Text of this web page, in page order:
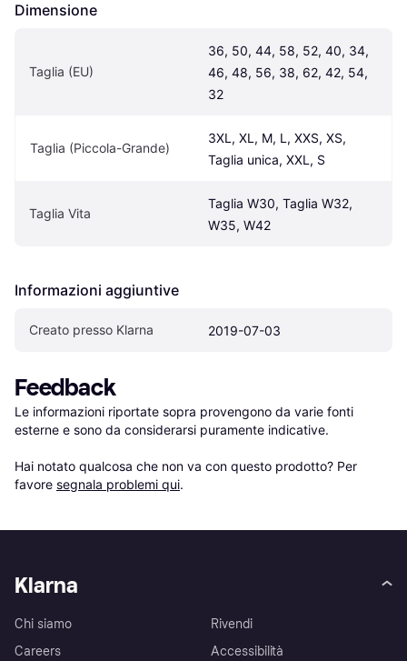
Dimensione
Taglia (EU)
36, 50, 44, 58, 52, 40, 34,
46, 48, 56, 38, 62, 42, 54,
32
Taglia (Piccola-Grande)
3XL, XL, M, L, XXS, XS,
Taglia unica, XXL, S
Taglia Vita
Taglia W30, Taglia W32,
W35, W42
Informazioni aggiuntive
Creato presso Klarna 2019-07-03
Feedback
Le informazioni riportate sopra provengono da varie fonti
esterne e sono da considerarsi puramente indicative.
Hai notato qualcosa che non va con questo prodotto? Per
favore segnala problemi qui.
Klarna
Chi siamo
Careers
Rivendi
Accessibilità